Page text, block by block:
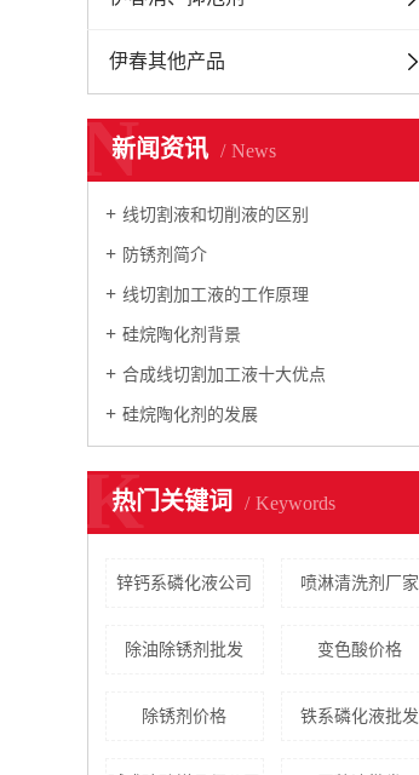
伊春其他产品
新闻资讯 News
N
线切割液和切削液的区别
防锈剂简介
线切割加工液的工作原理
硅烷陶化剂背景
合成线切割加工液十大优点
硅烷陶化剂的发展
热门关键词 Keywords
K
锌钙系磷化液公司 喷淋清洗剂厂家
除油除锈剂批发 变色酸价格
除锈剂价格 铁系磷化液批发